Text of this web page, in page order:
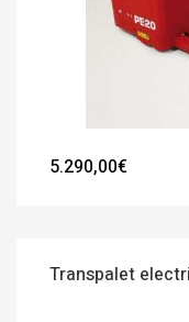
5.290,00€
Transpalet